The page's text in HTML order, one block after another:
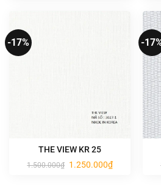
1.250.000₫.
-17%
THE VIEW KR 25
1.500.000₫ Giá
1.250.000₫Giá
hiện
-